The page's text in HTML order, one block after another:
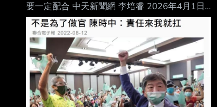
要一定配合 中天新聞網 李培睿 2026年4月1日
週三下午4:31 2026台北市長選戰，民進黨人選
仍舊難產，原先呼聲極高的行政院副院長鄭麗君
因需持續 處理台美對等關稅談判，確定不會參
選，據傳綠營已備好「Plan B」，鎖定立委沈伯
洋。 對此，沈今（1）日表示，如果黨覺得要戰
了、需要他，一定會配合。 沈伯洋今日接受廣
播節目專訪時坦言，選對會迄今尚未主動徵詢他